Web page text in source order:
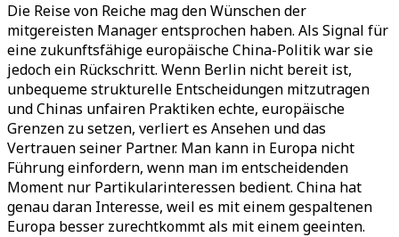
Die Reise von Reiche mag den Wünschen der
mitgereisten Manager entsprochen haben. Als Signal für
eine zukunftsfähige europäische China-Politik war sie
jedoch ein Rückschritt. Wenn Berlin nicht bereit ist,
unbequeme strukturelle Entscheidungen mitzutragen
und Chinas unfairen Praktiken echte, europäische
Grenzen zu setzen, verliert es Ansehen und das
Vertrauen seiner Partner. Man kann in Europa nicht
Führung einfordern, wenn man im entscheidenden
Moment nur Partikularinteressen bedient. China hat
genau daran Interesse, weil es mit einem gespaltenen
Europa besser zurechtkommt als mit einem geeinten.